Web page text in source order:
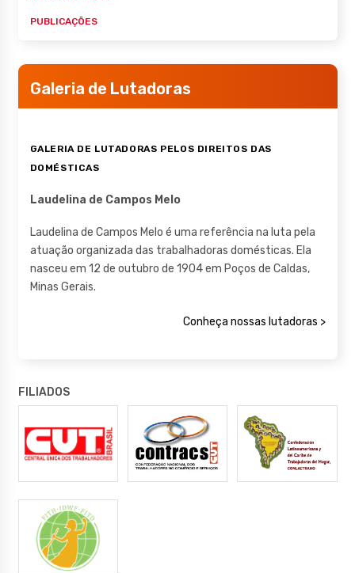
PUBLICAÇÕES
Galeria de Lutadoras
GALERIA DE LUTADORAS PELOS DIREITOS DAS
DOMÉSTICAS
Laudelina de Campos Melo
Laudelina de Campos Melo é uma referência na luta pela
atuação organizada das trabalhadoras domésticas. Ela
nasceu em 12 de outubro de 1904 em Poços de Caldas,
Minas Gerais.
Conheça nossas lutadoras >
FILIADOS